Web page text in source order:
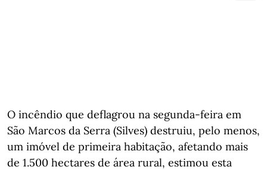
O incêndio que deflagrou na segunda-feira em
São Marcos da Serra (Silves) destruiu, pelo menos,
um imóvel de primeira habitação, afetando mais
de 1.500 hectares de área rural, estimou esta